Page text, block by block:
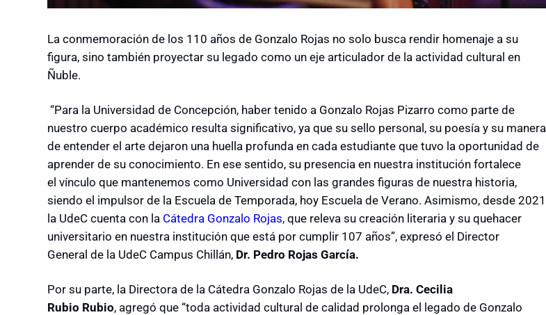
La conmemoración de los 110 años de Gonzalo Rojas no solo busca rendir homenaje a su
figura, sino también proyectar su legado como un eje articulador de la actividad cultural en
Ñuble.
“Para la Universidad de Concepción, haber tenido a Gonzalo Rojas Pizarro como parte de
nuestro cuerpo académico resulta significativo, ya que su sello personal, su poesía y su manera
de entender el arte dejaron una huella profunda en cada estudiante que tuvo la oportunidad de
aprender de su conocimiento. En ese sentido, su presencia en nuestra institución fortalece
el vínculo que mantenemos como Universidad con las grandes figuras de nuestra historia,
siendo el impulsor de la Escuela de Temporada, hoy Escuela de Verano. Asimismo, desde 2021
la UdeC cuenta con la Cátedra Gonzalo Rojas, que releva su creación literaria y su quehacer
universitario en nuestra institución que está por cumplir 107 años”, expresó el Director
General de la UdeC Campus Chillán, Dr. Pedro Rojas García.
Por su parte, la Directora de la Cátedra Gonzalo Rojas de la UdeC, Dra. Cecilia
Rubio Rubio, agregó que “toda actividad cultural de calidad prolonga el legado de Gonzalo